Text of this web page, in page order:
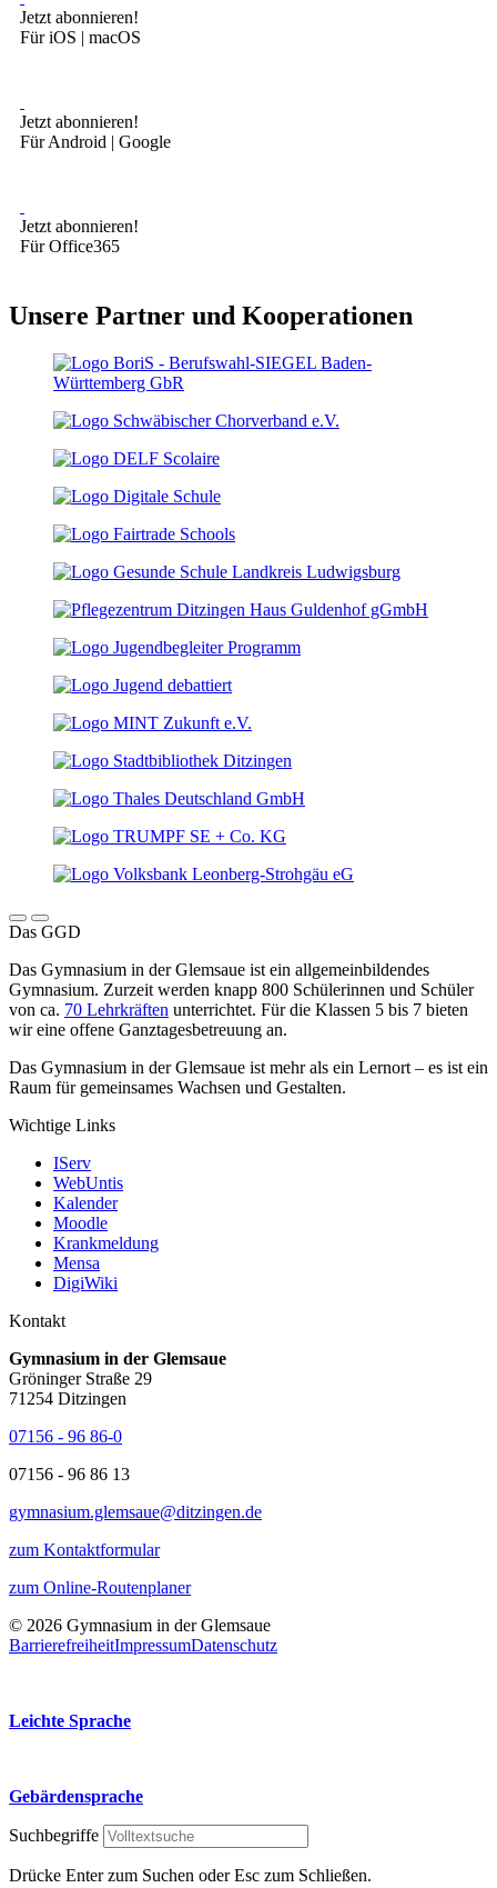
Jetzt abonnieren!
Für iOS | macOS
Jetzt abonnieren!
Für Android | Google
Jetzt abonnieren!
Für Office365
Unsere Partner und Kooperationen
Das GGD
Das Gymnasium in der Glemsaue ist ein allgemeinbildendes
Gymnasium. Zurzeit werden knapp 800 Schülerinnen und Schüler
von ca. 70 Lehrkräften unterrichtet. Für die Klassen 5 bis 7 bieten
wir eine offene Ganztagesbetreuung an.
Das Gymnasium in der Glemsaue ist mehr als ein Lernort – es ist ein
Raum für gemeinsames Wachsen und Gestalten.
Wichtige Links
IServ
WebUntis
Kalender
Moodle
Krankmeldung
Mensa
DigiWiki
Kontakt
Gymnasium in der Glemsaue
Gröninger Straße 29
71254 Ditzingen
07156 - 96 86-0
07156 - 96 86 13
gymnasium.glemsaue@ditzingen.de
zum Kontaktformular
zum Online-Routenplaner
© 2026 Gymnasium in der Glemsaue
BarrierefreiheitImpressumDatenschutz
Leichte Sprache
Gebärdensprache
Suchbegriffe
Drücke Enter zum Suchen oder Esc zum Schließen.